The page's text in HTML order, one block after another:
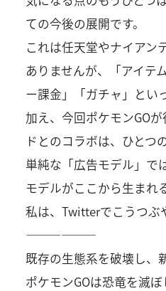
ての今後の展開です。
これは任天堂やナイアン
ありませんが、「アイテ
ー課金」「ガチャ」とい
加え、今回ポケモンGO
ドとのコラボは、ひとつ
単純な「広告モデル」で
モデルがここから生まれ
私は、Twitterでこうつぶ
——————
既存の生態系を破壊し、
ポケモンGOは恐竜を滅